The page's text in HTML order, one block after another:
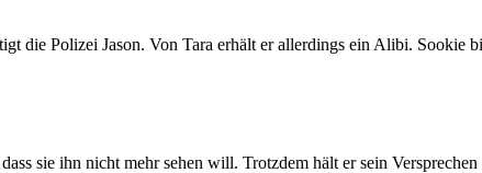
die Polizei Jason. Von Tara erhält er allerdings ein Alibi. Sookie
sie ihn nicht mehr sehen will. Trotzdem hält er sein